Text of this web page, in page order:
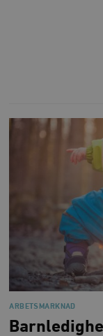
ARBETSMARKNAD